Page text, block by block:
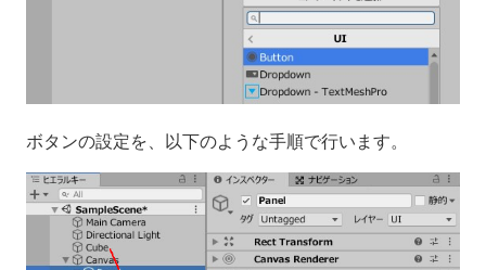
ボタンの設定を、以下のような手順で行います。